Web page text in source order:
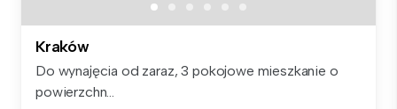
Kraków
Do wynajęcia od zaraz, 3 pokojowe mieszkanie o
powierzchn...